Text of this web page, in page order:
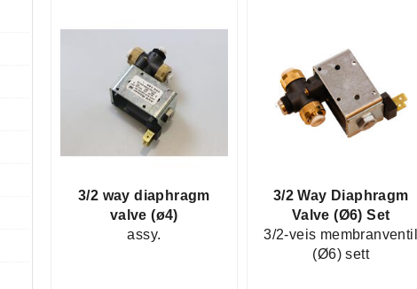
3/2 way diaphragm
valve (ø4)
assy.
3/2 Way Diaphragm
Valve (Ø6) Set
3/2-veis membranventil
(Ø6) sett